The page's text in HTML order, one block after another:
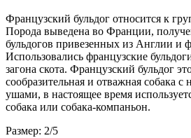
Французский бульдог относится к
Порода выведена во Франции,
бульдогов привезенных из Англии и
Использовались французские
загона скота. Французский бульдог
сообразительная и отважная собака
ушами, в настоящее время
собака или собака-компаньон.
Размер: 2/5